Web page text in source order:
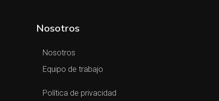
Nosotros
Nosotros
Equipo de trabajo
Política de privacidad